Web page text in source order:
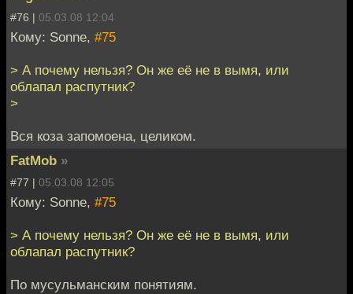
#76 | 05.03.08 12:04
Кому: Sonne, #75
> А почему нельзя? Он же её не в вымя, или
облапал распутник?
>
Вся коза запомоена, целиком.
FatMob »
#77 | 05.03.08 12:05
Кому: Sonne, #75
> А почему нельзя? Он же её не в вымя, или
облапал распутник?
По мусульманским понятиям.